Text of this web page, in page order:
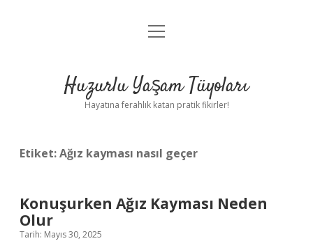
Anasayfa
Yasal Uyarı
menüyü
Huzurlu Yaşam Tüyoları
Hayatına ferahlık katan pratik fikirler!
Etiket:Ağız kayması nasıl geçer
Konuşurken Ağız Kayması Neden
Olur
Tarih: Mayıs 30, 2025